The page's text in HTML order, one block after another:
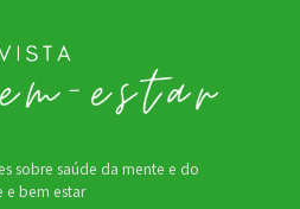
sobre saúde da mente e do
e bem estar